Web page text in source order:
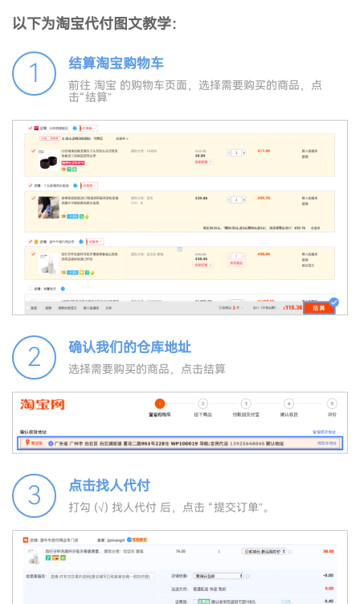
以下为淘宝代付图文教学：
1 结算淘宝购物车
前往 淘宝 的购物车页面，选择需要购买的商品，点
击“结算”
2 确认我们的仓库地址
选择需要购买的商品，点击结算
3 点击找人代付
打勾 (√) 找人代付 后，点击 “提交订单”。